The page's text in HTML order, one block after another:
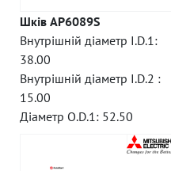
Шків AP6089S
Внутрішній діаметр I.D.1:
38.00
Внутрішній діаметр I.D.2 :
15.00
Діаметр O.D.1: 52.50